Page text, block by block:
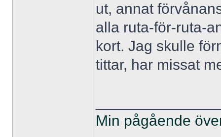
ut, annat
alla ruta-för-ruta-
kort. Jag skulle
tittar, har missat
Min pågående